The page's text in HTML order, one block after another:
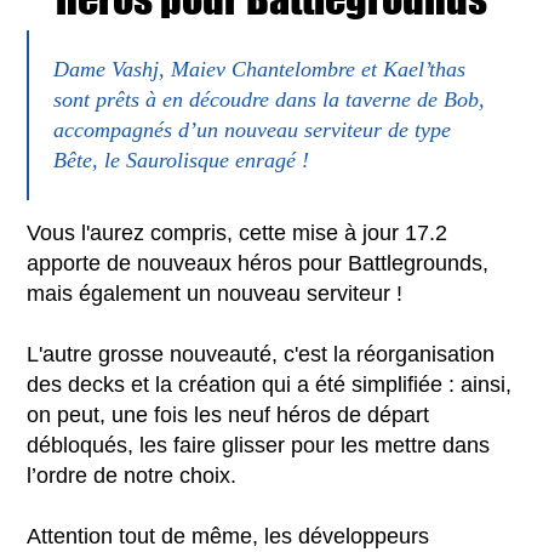
Dame Vashj, Maiev Chantelombre et Kael’thas
sont prêts à en découdre dans la taverne de Bob,
accompagnés d’un nouveau serviteur de type
Bête, le Saurolisque enragé !
Vous l'aurez compris, cette mise à jour 17.2
apporte de nouveaux héros pour Battlegrounds,
mais également un nouveau serviteur !
L'autre grosse nouveauté, c'est la réorganisation
des decks et la création qui a été simplifiée : ainsi,
on peut, une fois les neuf héros de départ
débloqués, les faire glisser pour les mettre dans
l’ordre de notre choix.
Attention tout de même, les développeurs